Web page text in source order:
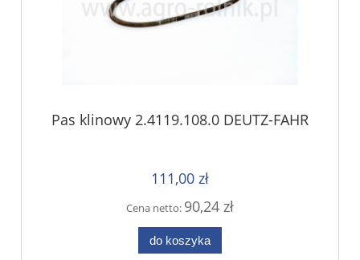
Pas klinowy 2.4119.108.0 DEUTZ-FAHR
111,00 zł
Cena netto: 90,24 zł
do koszyka